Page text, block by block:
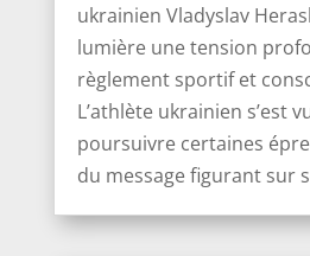
ukrainien Vladyslav
lumière une tension
règlement sportif et
L’athlète ukrainien s’est
poursuivre certaines
du message figurant sur